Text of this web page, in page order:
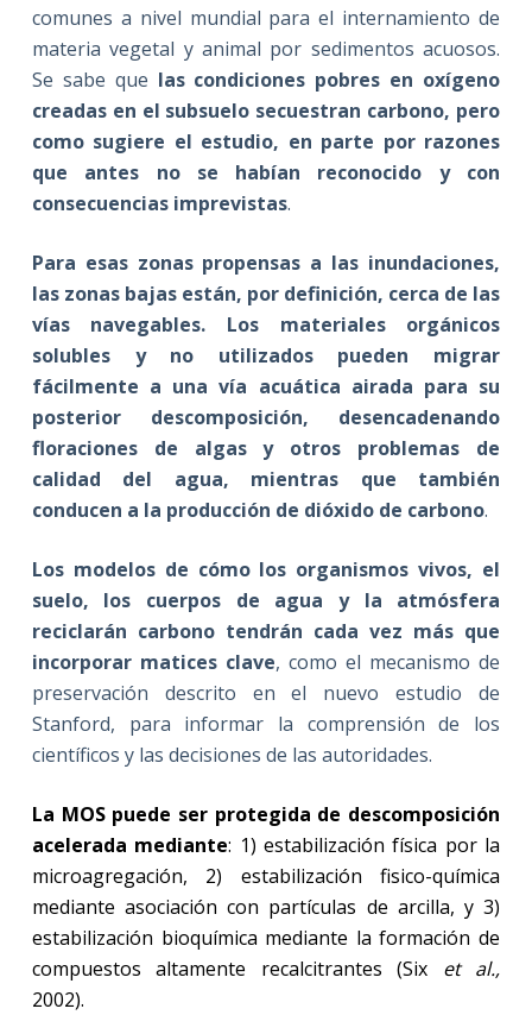
comunes a nivel mundial para el internamiento de
materia vegetal y animal por sedimentos acuosos.
Se sabe que las condiciones pobres en oxígeno
creadas en el subsuelo secuestran carbono, pero
como sugiere el estudio, en parte por razones
que antes no se habían reconocido y con
consecuencias imprevistas.
Para esas zonas propensas a las inundaciones,
las zonas bajas están, por definición, cerca de las
vías navegables.
Los materiales orgánicos
solubles y no utilizados pueden migrar
fácilmente a una vía acuática airada para su
posterior descomposición, desencadenando
floraciones de algas y otros problemas de
calidad del agua, mientras que también
conducen a la producción de dióxido de carbono.
Los modelos de cómo los organismos vivos, el
suelo, los cuerpos de agua y la atmósfera
reciclarán carbono tendrán cada vez más que
incorporar matices clave, como el mecanismo de
preservación descrito en el nuevo estudio de
Stanford, para informar la comprensión de los
científicos y las decisiones de las autoridades.
La MOS puede ser protegida de descomposición
acelerada mediante: 1) estabilización física por la
microagregación, 2) estabilización fisico-química
mediante asociación con partículas de arcilla, y 3)
estabilización bioquímica mediante la formación de
compuestos altamente recalcitrantes (Six et al.,
2002).